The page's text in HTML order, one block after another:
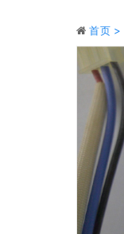
首页 >